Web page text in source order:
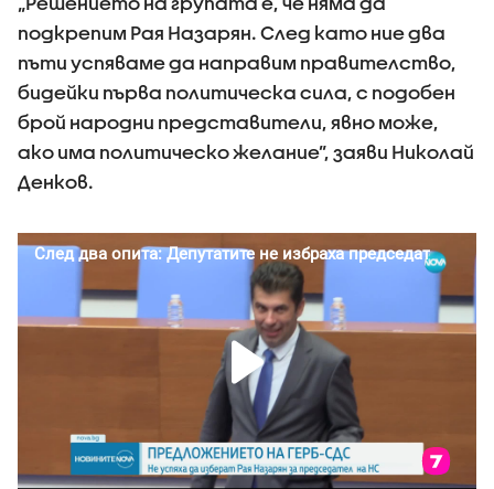
подкрепим Рая Назарян. След като ние два
пъти успяваме да направим правителство,
бидейки първа политическа сила, с подобен
брой народни представители, явно може,
ако има политическо желание”, заяви Николай
Денков.